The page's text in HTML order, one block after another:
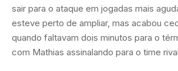
sair para o ataque em jogadas mais
esteve perto de ampliar, mas acabou
quando faltavam dois minutos para o
com Mathias assinalando para o time